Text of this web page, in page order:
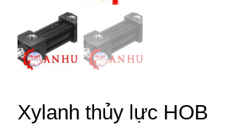
Xylanh thủy lực HOB